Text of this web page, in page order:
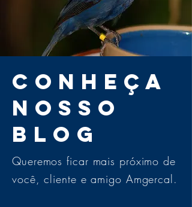
Conheça
nosso
blog
Queremos ficar mais próximo de
você, cliente e amigo Amgercal.